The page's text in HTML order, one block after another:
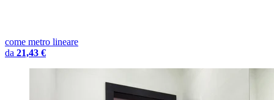
come metro lineare
da 21,43 €